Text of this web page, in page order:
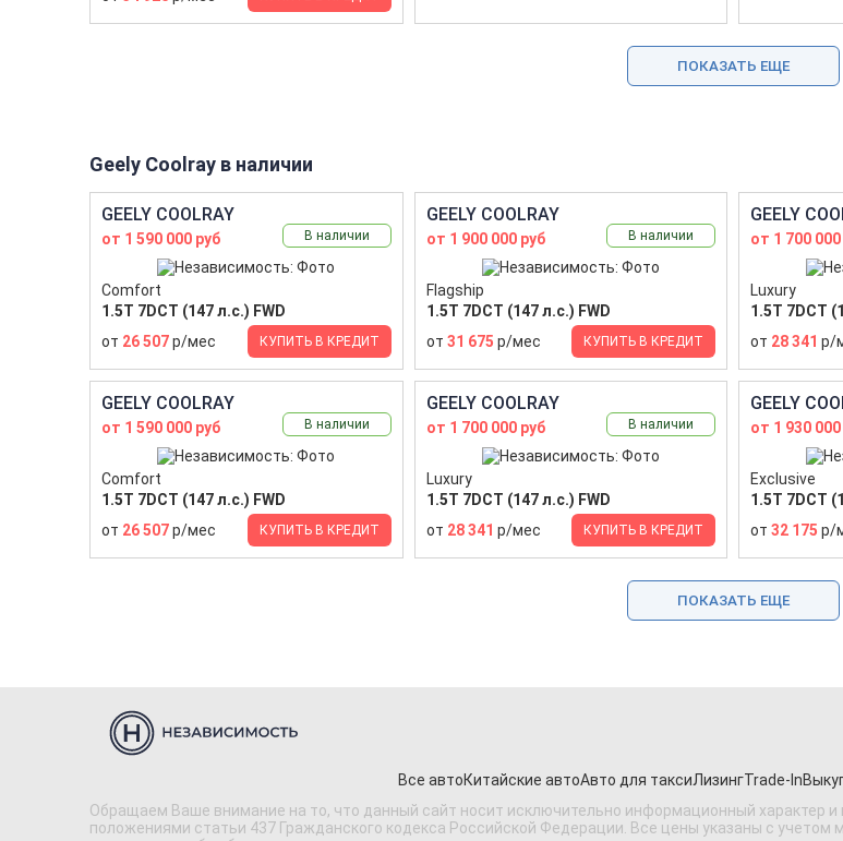
ПОКАЗАТЬ ЕЩЕ
Geely Coolray в наличии
GEELY COOLRAY
от 1 590 000 руб В наличии
Comfort
1.5T 7DCT (147 л.с.) FWD
от 26 507р/мес КУПИТЬ В КРЕДИТ
GEELY COOLRAY
от 1 900 000 руб В наличии
Flagship
1.5T 7DCT (147 л.с.) FWD
от 31 675 р/мес КУПИТЬ В КРЕДИТ
GEELY
от 1 700 000
Luxury
1.5T 7DCT
от 28 341 р/
GEELY COOLRAY
от 1 590 000 руб В наличии
Comfort
1.5T 7DCT (147 л.с.) FWD
от 26 507р/мес КУПИТЬ В КРЕДИТ
GEELY COOLRAY
от 1 700 000 руб В наличии
Luxury
1.5T 7DCT (147 л.с.) FWD
от 28 341 р/мес КУПИТЬ В КРЕДИТ
GEELY
от 1 930 000
Exclusive
1.5T 7DCT
от 32 175 р/
ПОКАЗАТЬ ЕЩЕ
Все автоКитайские автоАвто для таксиЛизингTrade-In
Обращаем Ваше внимание на то, что данный сайт носит исключительно информационный характер и
положениями статьи 437 Гражданского кодекса Российской Федерации. Все цены указаны с учетом